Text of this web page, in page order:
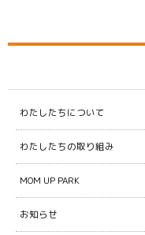
わたしたちについて
わたしたちの取り組み
MOM UP PARK
お知らせ